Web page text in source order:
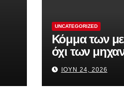
UNCATEGORIZED
Κόμμα των
όχι των
ΙΟΎΝ 24, 2026